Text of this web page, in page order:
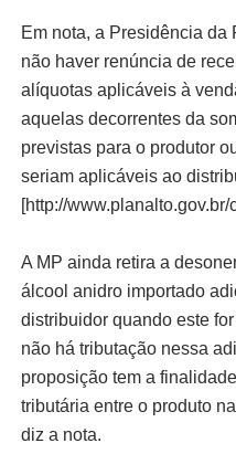
Em nota, a Presidência
não haver renúncia de
alíquotas aplicáveis à
aquelas decorrentes da
previstas para o produtor
seriam aplicáveis ao
[http://
A MP ainda retira a
álcool anidro importado
distribuidor quando este
não há tributação nessa
proposição tem a
tributária entre o produto
diz a nota.